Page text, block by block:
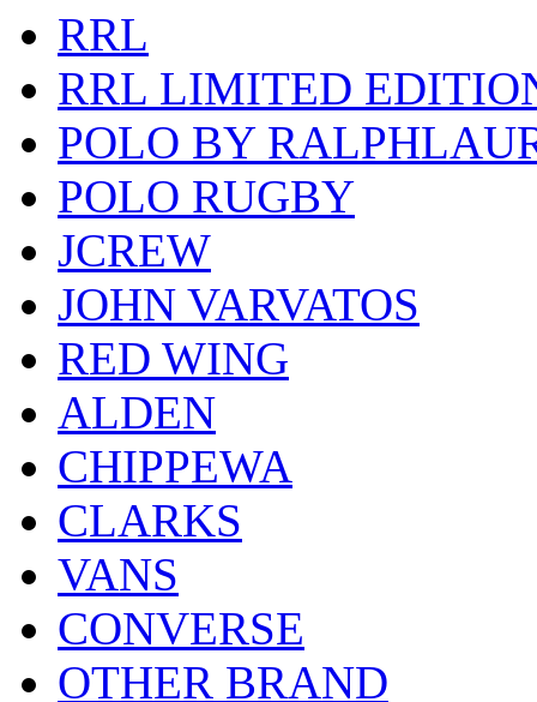
RRL
RRL LIMITED
POLO BY
POLO RUGBY
JCREW
JOHN VARVATOS
RED WING
ALDEN
CHIPPEWA
CLARKS
VANS
CONVERSE
OTHER BRAND